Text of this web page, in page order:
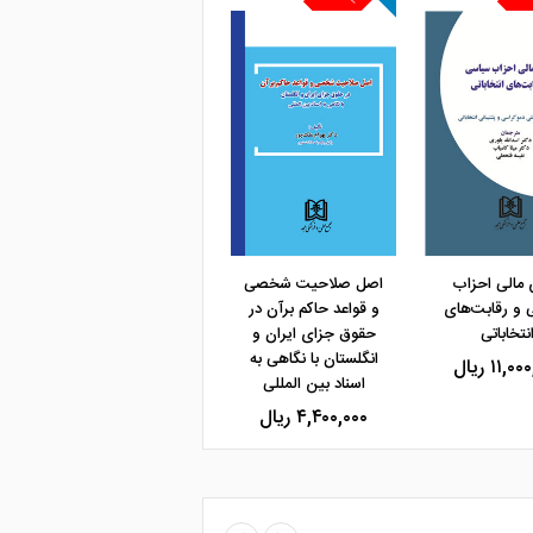
و خرید مشاهده و خرید
مالی احزاب
و رقابت‌های
انتخاباتی
ریال
اصل صلاحیت شخصی
و قواعد حاکم برآن در
حقوق جزای ایران و
انگلستان با نگاهی به
اسناد بین المللی
۴,۴۰۰,۰۰۰ ریال